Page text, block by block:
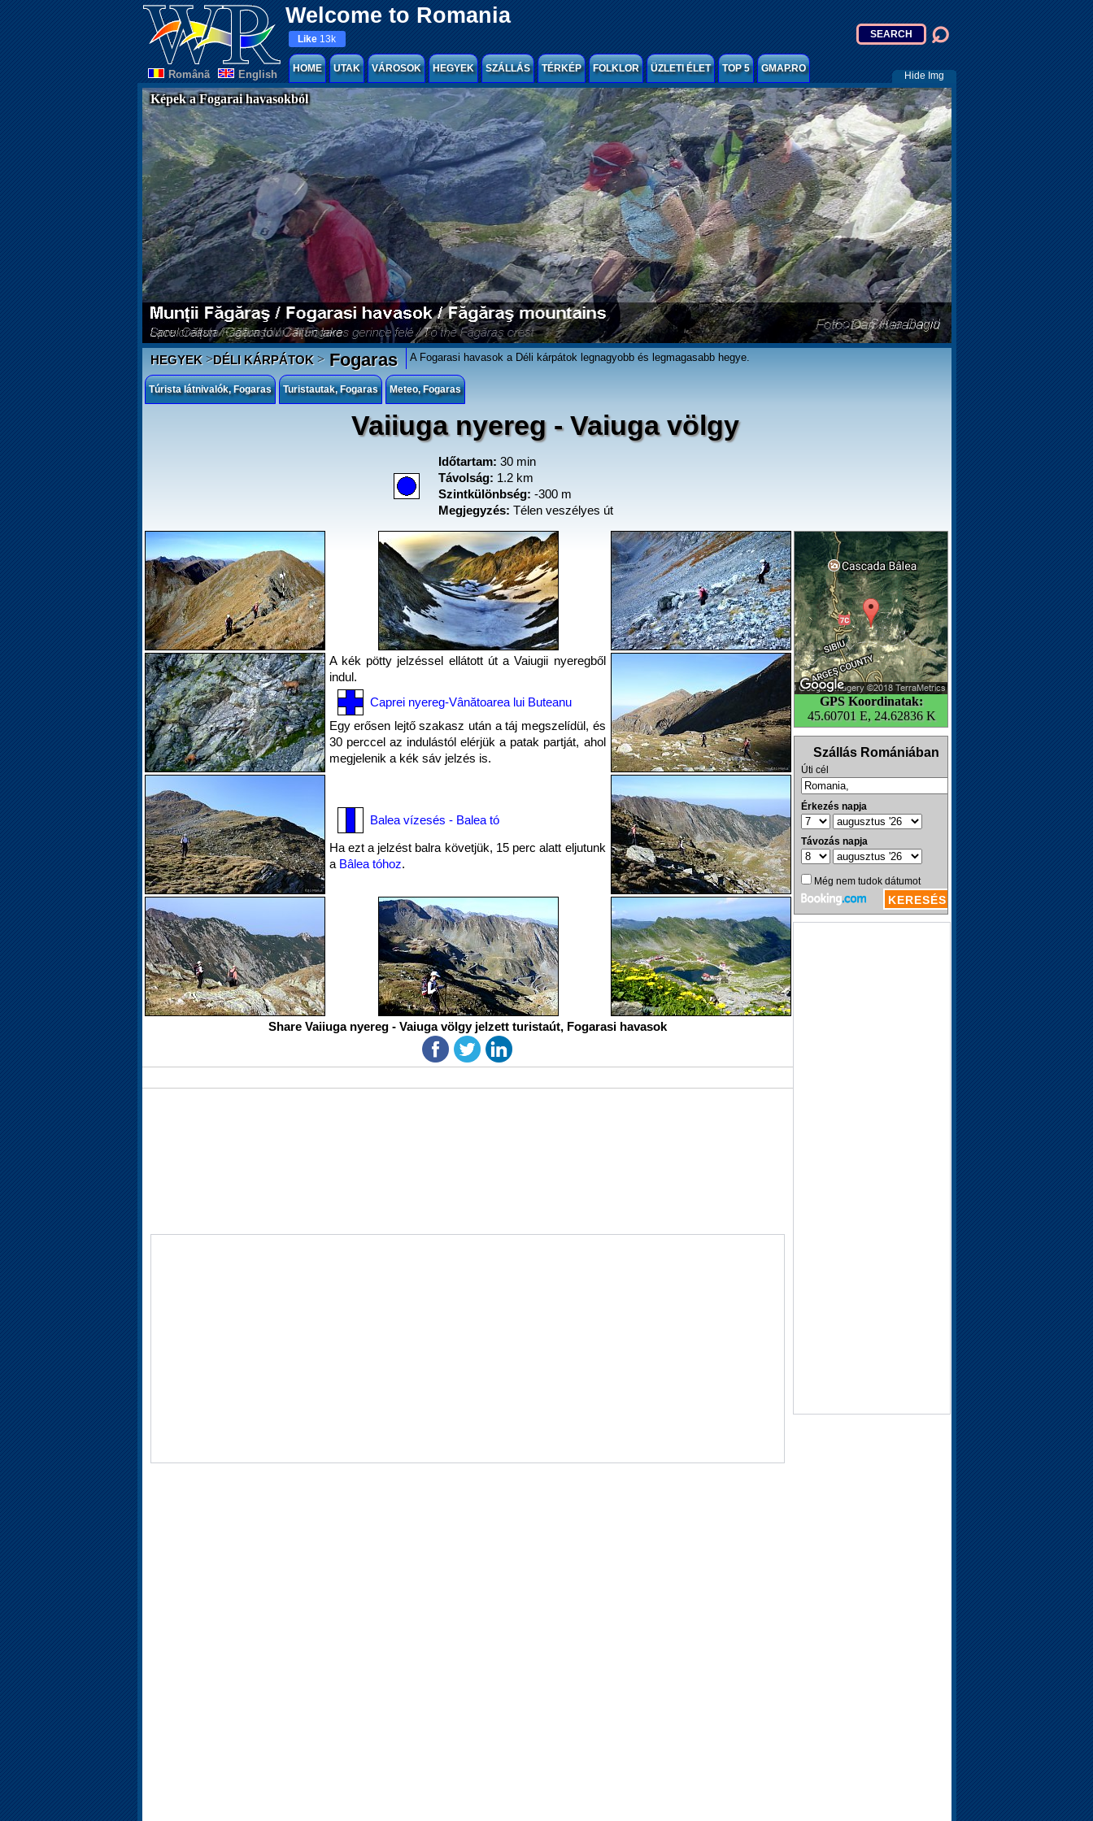
Welcome to Romania
Românã English
Like 13k
HOME UTAK VÁROSOK HEGYEK SZÁLLÁS TÉRKÉP FOLKLOR ÜZLETI ÉLET TOP 5 GMAP.RO
Hide Img
Képek a Fogarai havasokból
HEGYEK>DÉLI KÁRPÁTOK>Fogaras A Fogarasi havasok a Déli kárpátok legnagyobb és legmagasabb hegye.
Túrista látnivalók, Fogaras Turistautak, Fogaras Meteo, Fogaras
Vaiiuga nyereg - Vaiuga völgy
GPS Koordinatak:
45.60701 E, 24.62836 K
Időtartam: 30 min
Távolság: 1.2 km
Szintkülönbség: -300 m
Megjegyzés: Télen veszélyes út
A kék pötty jelzéssel ellátott út a Vaiugii nyeregből
indul.
Caprei nyereg-Vânătoarea lui Buteanu
Egy erősen lejtő szakasz után a táj megszelídül, és
30 perccel az indulástól elérjük a patak partját, ahol
megjelenik a kék sáv jelzés is.
Balea vízesés - Balea tó
Ha ezt a jelzést balra követjük, 15 perc alatt eljutunk
a Bâlea tóhoz.
Share Vaiiuga nyereg - Vaiuga völgy jelzett turistaút, Fogarasi havasok